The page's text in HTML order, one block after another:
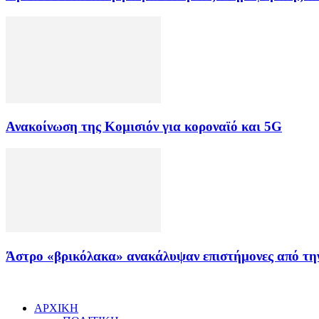
Ανακοίνωση της Κομισιόν για κοροναϊό και 5G
Άστρο «βρικόλακα» ανακάλυψαν επιστήμονες από
ΑΡΧΙΚΗ